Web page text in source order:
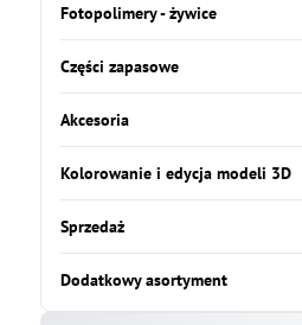
Fotopolimery - żywice
Części zapasowe
Akcesoria
Kolorowanie i edycja modeli 3D
Sprzedaż
Dodatkowy asortyment